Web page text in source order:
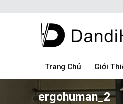
Trang Chủ Giới
ergohuman_2